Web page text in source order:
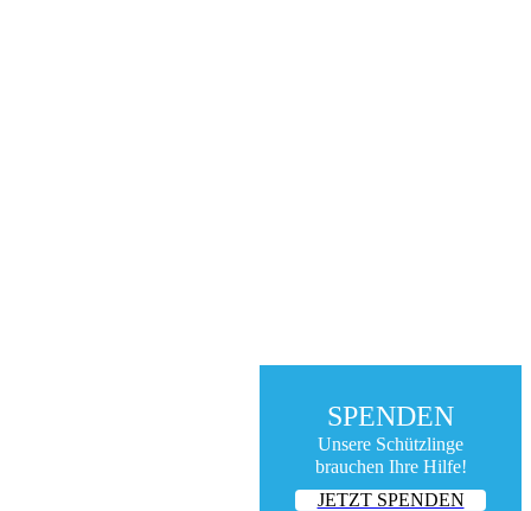
SPENDEN
Unsere Schützlinge
brauchen Ihre Hilfe!
JETZT SPENDEN